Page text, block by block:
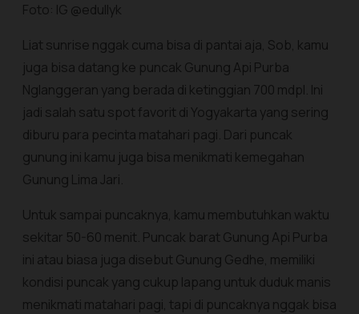
Foto: IG @edullyk
Liat sunrise nggak cuma bisa di pantai aja, Sob, kamu
juga bisa datang ke puncak Gunung Api Purba
Nglanggeran yang berada di ketinggian 700 mdpl. Ini
jadi salah satu spot favorit di Yogyakarta yang sering
diburu para pecinta matahari pagi. Dari puncak
gunung ini kamu juga bisa menikmati kemegahan
Gunung Lima Jari.
Untuk sampai puncaknya, kamu membutuhkan waktu
sekitar 50-60 menit. Puncak barat Gunung Api Purba
ini atau biasa juga disebut Gunung Gedhe, memiliki
kondisi puncak yang cukup lapang untuk duduk manis
menikmati matahari pagi, tapi di puncaknya nggak bisa